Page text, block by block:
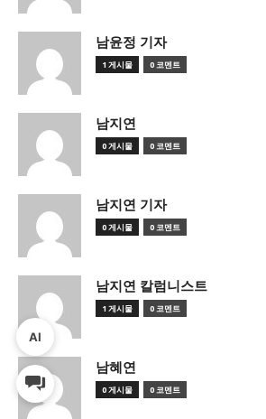
남윤정 기자
1 게시물 0 코멘트
남지연
0 게시물 0 코멘트
남지연 기자
0 게시물 0 코멘트
남지연 칼럼니스트
1 게시물 0 코멘트
남혜연
0 게시물 0 코멘트
AI